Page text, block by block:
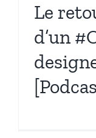
Le
d’un